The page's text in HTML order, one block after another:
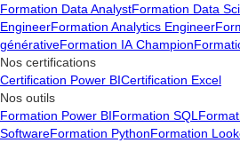
Formation Data AnalystFormation Data
EngineerFormation Analytics Engineer
générativeFormation IA Champion
Nos certifications
Certification Power BICertification Excel
Nos outils
Formation Power BIFormation SQL
SoftwareFormation PythonFormation